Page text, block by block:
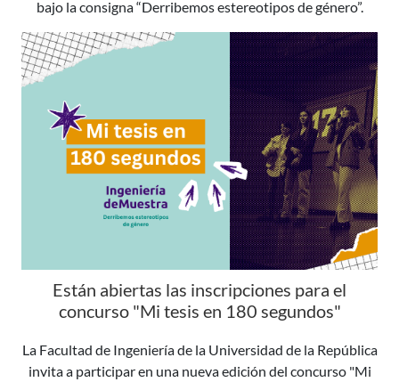
bajo la consigna “Derribemos estereotipos de género”.
Están abiertas las inscripciones para el
concurso "Mi tesis en 180 segundos"
La Facultad de Ingeniería de la Universidad de la República
invita a participar en una nueva edición del concurso "Mi